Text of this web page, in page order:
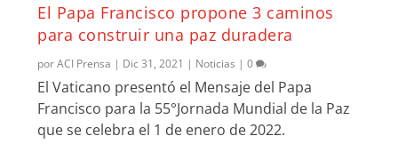
El Papa Francisco propone 3 caminos
para construir una paz duradera
porACI Prensa | Dic 31, 2021 | Noticias |0
El Vaticano presentó el Mensaje del Papa
Francisco para la 55°Jornada Mundial de la Paz
que se celebra el 1 de enero de 2022.